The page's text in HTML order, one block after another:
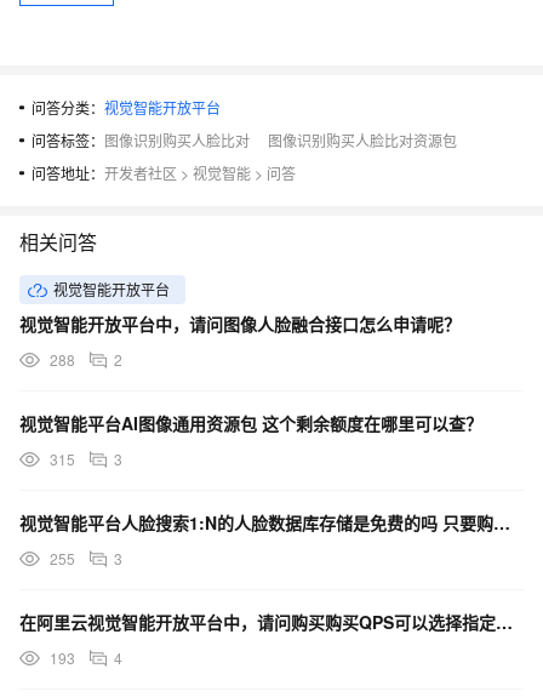
问答分类： 视觉智能开放平台
问答标签： 图像识别购买人脸比对
图像识别购买人脸比对资源包
问答地址： 开发者社区 > 视觉智能 > 问答
相关问答
视觉智能开放平台
视觉智能开放平台中，请问图像人脸融合接口怎么申请呢？
288 2
视觉智能平台AI图像通用资源包 这个剩余额度在哪里可以查？
315 3
视觉智能平台人脸搜索1:N的人脸数据库存储是免费的吗 只要购买了人脸搜索的功能就能使用吗？
255 3
在阿里云视觉智能开放平台中，请问购买购买QPS可以选择指定生效日期吗？
193 4